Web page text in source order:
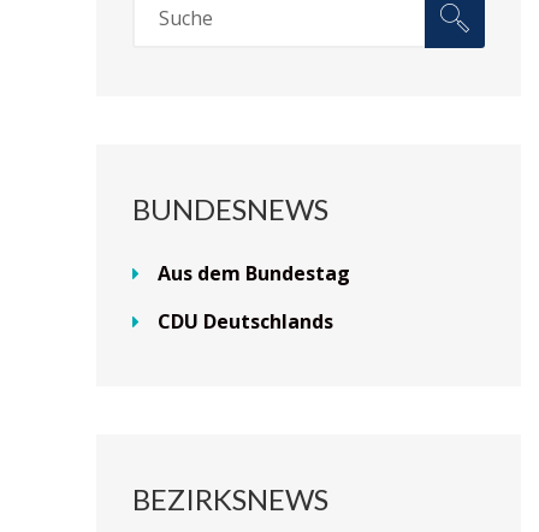
BUNDESNEWS
Aus dem Bundestag
CDU Deutschlands
BEZIRKSNEWS